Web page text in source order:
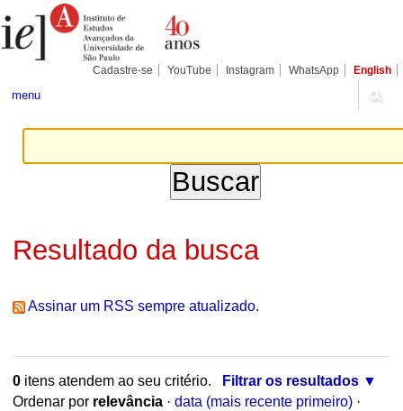
para
conteúdo.
Pessoais
Cadastre-se YouTube Instagram WhatsApp English
menu
Resultado da busca
Assinar um RSS sempre atualizado.
0itens atendem ao seu critério.
Filtrar os resultados
Ordenar por relevância · data (mais recente primeiro) ·